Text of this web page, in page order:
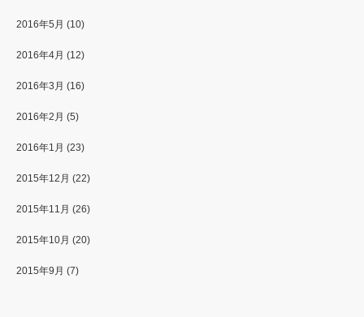
2016年5月 (10)
2016年4月 (12)
2016年3月 (16)
2016年2月 (5)
2016年1月 (23)
2015年12月 (22)
2015年11月 (26)
2015年10月 (20)
2015年9月 (7)